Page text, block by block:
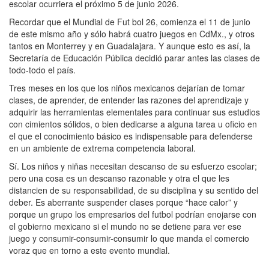
escolar ocurriera el próximo 5 de junio 2026.
Recordar que el Mundial de Fut bol 26, comienza el 11 de junio
de este mismo año y sólo habrá cuatro juegos en CdMx., y otros
tantos en Monterrey y en Guadalajara. Y aunque esto es así, la
Secretaría de Educación Pública decidió parar antes las clases de
todo-todo el país.
Tres meses en los que los niños mexicanos dejarían de tomar
clases, de aprender, de entender las razones del aprendizaje y
adquirir las herramientas elementales para continuar sus estudios
con cimientos sólidos, o bien dedicarse a alguna tarea u oficio en
el que el conocimiento básico es indispensable para defenderse
en un ambiente de extrema competencia laboral.
Sí. Los niños y niñas necesitan descanso de su esfuerzo escolar;
pero una cosa es un descanso razonable y otra el que les
distancien de su responsabilidad, de su disciplina y su sentido del
deber. Es aberrante suspender clases porque “hace calor” y
porque un grupo los empresarios del futbol podrían enojarse con
el gobierno mexicano si el mundo no se detiene para ver ese
juego y consumir-consumir-consumir lo que manda el comercio
voraz que en torno a este evento mundial.